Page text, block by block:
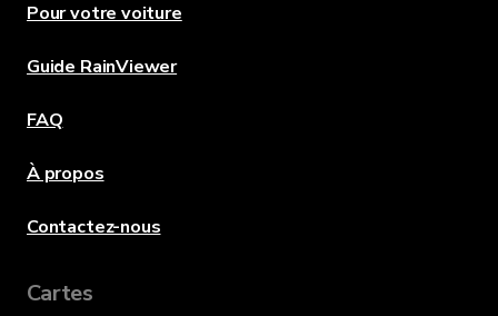
Pour votre voiture
Guide RainViewer
FAQ
À propos
Contactez-nous
Cartes